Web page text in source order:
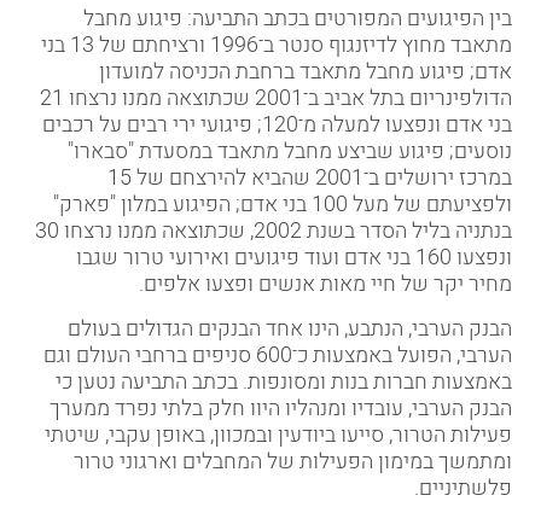
בין הפיגועים המפורטים בכתב התביעה: פיגוע מחבל
מתאבד מחוץ לדיזנגוף סנטר ב־1996 ורציחתם של 13 בני
אדם; פיגוע מחבל מתאבד ברחבת הכניסה למועדון
הדולפינריום בתל אביב ב־2001 שכתוצאה ממנו נרצחו 21
בני אדם ונפצעו למעלה מ־120; פיגועי ירי רבים על רכבים
נוסעים; פיגוע שביצע מחבל מתאבד במסעדת "סבארו"
במרכז ירושלים ב־2001 שהביא להירצחם של 15
ולפציעתם של מעל 100 בני אדם; הפיגוע במלון "פארק"
בנתניה בליל הסדר בשנת 2002, שכתוצאה ממנו נרצחו 30
ונפצעו 160 בני אדם ועוד פיגועים ואירועי טרור שגבו
מחיר יקר של חיי מאות אנשים ופצעו אלפים.
הבנק הערבי, הנתבע, הינו אחד הבנקים הגדולים בעולם
הערבי, הפועל באמצעות כ־600 סניפים ברחבי העולם וגם
באמצעות חברות בנות ומסונפות. בכתב התביעה נטען כי
הבנק הערבי, עובדיו ומנהליו היוו חלק בלתי נפרד ממערך
פעילות הטרור, סייעו ביודעין ובמכוון, באופן עקבי, שיטתי
ומתמשך במימון הפעילות של המחבלים וארגוני טרור
פלשתיניים.